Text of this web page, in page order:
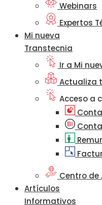
Webinars
Expertos
Mi nueva
Transtecnia
Ir a Mi
Actualiza
Acceso a
Centro de
Artículos
Informativos